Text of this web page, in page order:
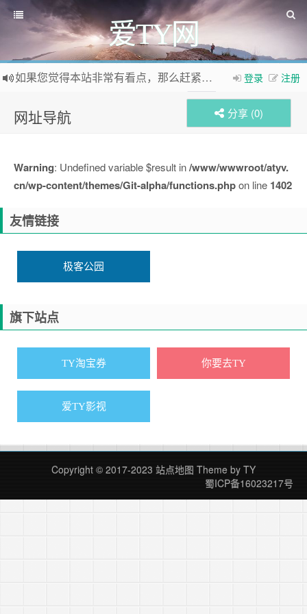
爱TY网
登录 注册
如果您觉得本站非常有看点，那么赶紧使用Ctrl+D 收藏爱TY网吧
QQ群
网址导航 分享 (0)
Warning: Undefined variable $result in/www/wwwroot/atyv.
cn/wp-content/themes/Git-alpha/functions.phpon line 1402
友情链接
极客公园
旗下站点
TY淘宝券 你要去TY
爱TY影视
Copyright © 2017-2023 站点地图 Theme by TY
蜀ICP备16023217号